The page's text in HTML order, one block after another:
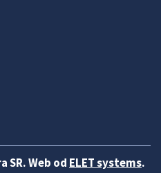
Web od ELET systems.